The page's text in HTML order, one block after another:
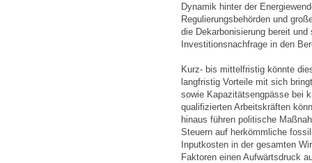
Dynamik hinter der
Regulierungsbehörden und
die Dekarbonisierung bereit
Investitionsnachfrage in den
Kurz- bis mittelfristig könnte
langfristig Vorteile mit sich
sowie Kapazitätsengpässe bei
qualifizierten Arbeitskräften
hinaus führen politische
Steuern auf herkömmliche
Inputkosten in der gesamten
Faktoren einen Aufwärtsdruck